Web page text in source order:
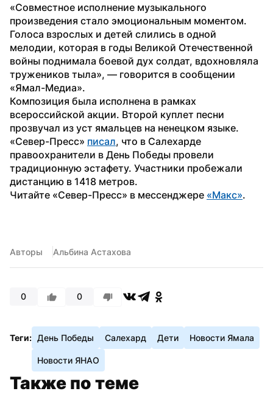
«Совместное исполнение музыкального
произведения стало эмоциональным моментом.
Голоса взрослых и детей слились в одной
мелодии, которая в годы Великой Отечественной
войны поднимала боевой дух солдат, вдохновляла
тружеников тыла», — говорится в сообщении
«Ямал-Медиа».
Композиция была исполнена в рамках
всероссийской акции. Второй куплет песни
прозвучал из уст ямальцев на ненецком языке.
«Север-Пресс» писал, что в Салехарде
правоохранители в День Победы провели
традиционную эстафету. Участники пробежали
дистанцию в 1418 метров.
Читайте «Север-Пресс» в мессенджере «Макс».
Авторы Альбина Астахова
0 0
Теги: День Победы Салехард Дети Новости Ямала
Новости ЯНАО
Также по теме